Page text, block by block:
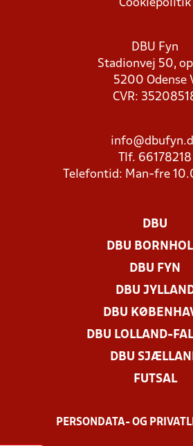
Cookiepolitik
DBU Fyn
Stadionvej 50,
5200 Odense
CVR:
Tlf. 66178218
Telefontid: Man-fre
DBU
DBU
DBU FYN
DBU
DBU
DBU LOLLAND-
DBU
FUTSAL
PERSONDATA- OG